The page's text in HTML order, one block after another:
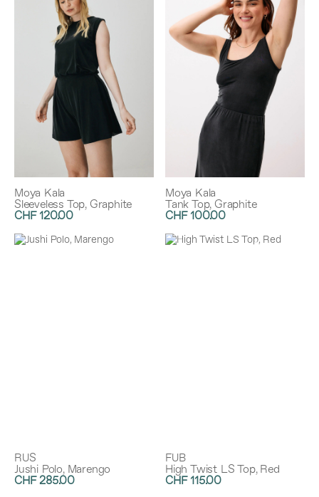
Moya Kala
Sleeveless Top, Graphite
CHF 120.00
Moya Kala
Tank Top, Graphite
CHF 100.00
RUS
Jushi Polo, Marengo
CHF 285.00
FUB
High Twist LS Top, Red
CHF 115.00